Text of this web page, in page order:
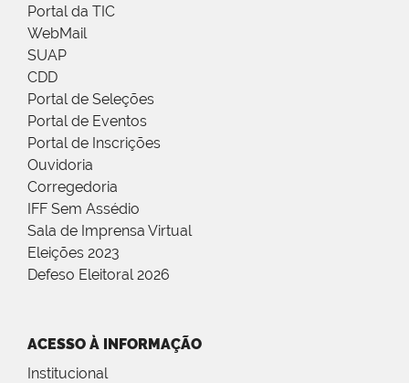
Portal da TIC
WebMail
SUAP
CDD
Portal de Seleções
Portal de Eventos
Portal de Inscrições
Ouvidoria
Corregedoria
IFF Sem Assédio
Sala de Imprensa Virtual
Eleições 2023
Defeso Eleitoral 2026
ACESSO À INFORMAÇÃO
Institucional